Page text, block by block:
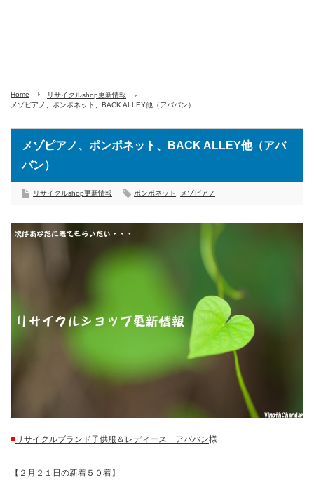
Home
リサイクルshop更新情報
メゾピアノ、ポンポネット、BACK ALLEY他（アババン）
メゾピアノ、ポンポネット、BACK ALLEY他（アバ
バン）
リサイクルshop更新情報 ポンポネット メゾピアノ
■リサイクルブランド子供服＆レディース アババン様
【２月２１日の新着５０着】